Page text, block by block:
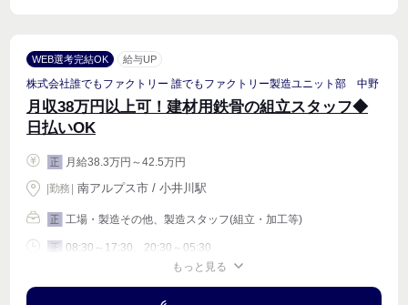
WEB選考完結OK 給与UP
株式会社誰でもファクトリー 誰でもファクトリー製造ユニット部 中野
月収38万円以上可！建材用鉄骨の組立スタッフ◆
日払いOK
正 月給38.3万円～42.5万円
|勤務 南アルプス市 / 小井川駅
正 工場・製造その他、製造スタッフ(組立・加工等)
正 08:30～17:30、20:30～05:30
もっと見る